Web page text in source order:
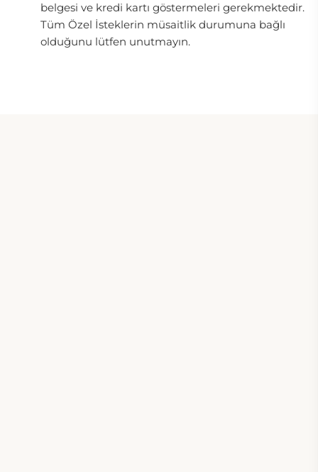
belgesi ve kredi kartı göstermeleri gerekmektedir.
Tüm Özel İsteklerin müsaitlik durumuna bağlı
olduğunu lütfen unutmayın.